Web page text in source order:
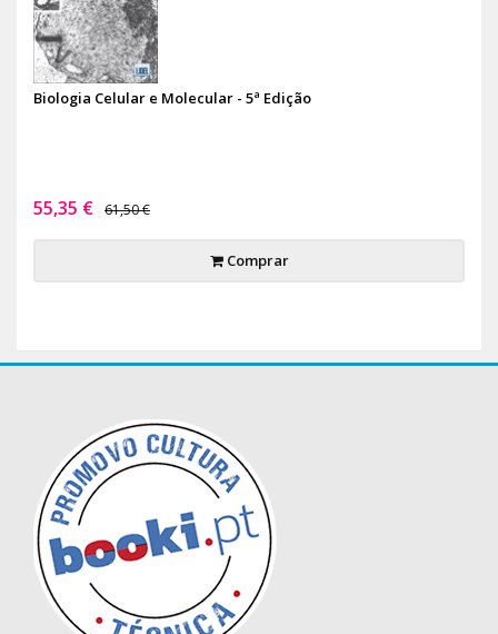
Biologia Celular e Molecular - 5ª Edição
55,35 € 61,50 €
Comprar